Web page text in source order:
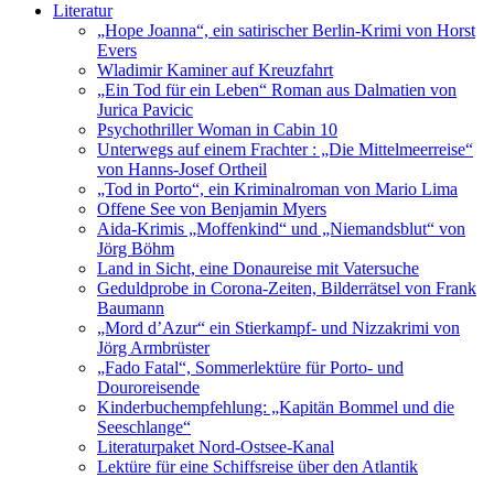
Literatur
„Hope Joanna“, ein satirischer Berlin-Krimi von Horst
Evers
Wladimir Kaminer auf Kreuzfahrt
„Ein Tod für ein Leben“ Roman aus Dalmatien von
Jurica Pavicic
Psychothriller Woman in Cabin 10
Unterwegs auf einem Frachter : „Die Mittelmeerreise“
von Hanns-Josef Ortheil
„Tod in Porto“, ein Kriminalroman von Mario Lima
Offene See von Benjamin Myers
Aida-Krimis „Moffenkind“ und „Niemandsblut“ von
Jörg Böhm
Land in Sicht, eine Donaureise mit Vatersuche
Geduldprobe in Corona-Zeiten, Bilderrätsel von Frank
Baumann
„Mord d’Azur“ ein Stierkampf- und Nizzakrimi von
Jörg Armbrüster
„Fado Fatal“, Sommerlektüre für Porto- und
Douroreisende
Kinderbuchempfehlung: „Kapitän Bommel und die
Seeschlange“
Literaturpaket Nord-Ostsee-Kanal
Lektüre für eine Schiffsreise über den Atlantik